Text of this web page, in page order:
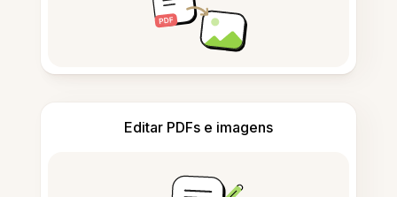
Editar PDFs e imagens